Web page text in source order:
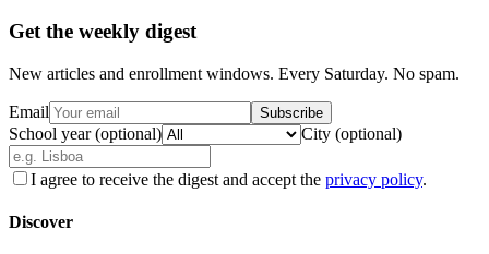
Get the weekly digest
New articles and enrollment windows. Every Saturday. No spam.
Email Subscribe
School year (optional) City (optional)
I agree to receive the digest and accept the privacy policy.
Discover